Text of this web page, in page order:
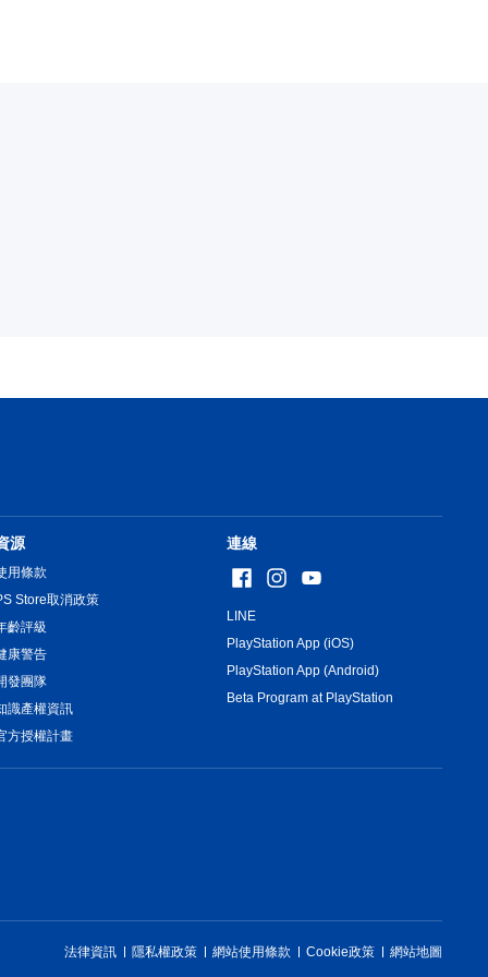
源
用條款
Store取消政策
齡評級
康警告
發團隊
識產權資訊
方授權計畫
連線
LINE
PlayStation App (iOS)
PlayStation App (Android)
Beta Program at PlayStation
法律資訊 隱私權政策 網站使用條款 Cookie政策 網站地圖